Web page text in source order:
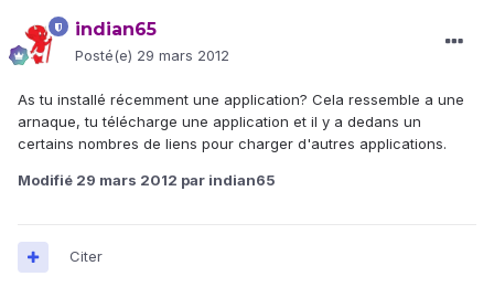
indian65
Posté(e) 29 mars 2012
As tu installé récemment une application? Cela ressemble a une
arnaque, tu télécharge une application et il y a dedans un
certains nombres de liens pour charger d'autres applications.
Modifié 29 mars 2012 par indian65
Citer